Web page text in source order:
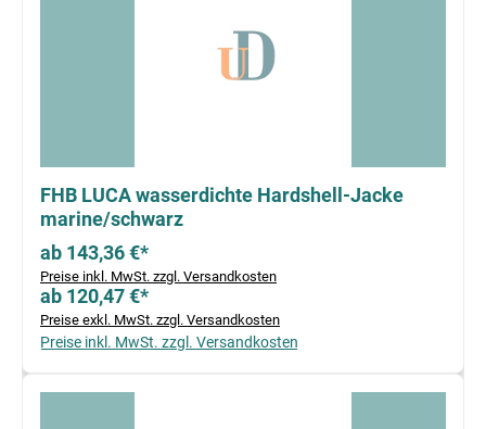
FHB LUCA wasserdichte Hardshell-Jacke
marine/schwarz
ab 143,36 €*
Preise inkl. MwSt. zzgl. Versandkosten
ab 120,47 €*
Preise exkl. MwSt. zzgl. Versandkosten
Preise inkl. MwSt. zzgl. Versandkosten